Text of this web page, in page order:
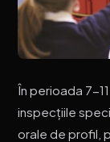
În perioada 7-
inspecțiile
orale de profil,